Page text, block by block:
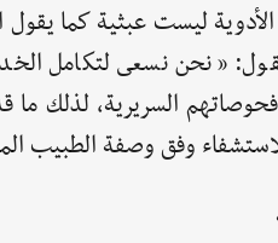
ليست عبثية كما
«نحن نسعى لتكامل
السريرية، لذلك
وفق وصفة الطبيب